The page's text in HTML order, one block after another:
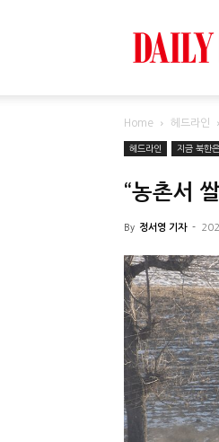
Home 헤드라인
헤드라인 지금 북한은
“농촌서
By 정서영 기자 -